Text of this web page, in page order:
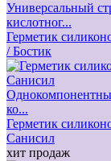
Универсальный
кислотног...
Герметик
/ Бостик
ко...
Герметик
Санисил
хит продаж